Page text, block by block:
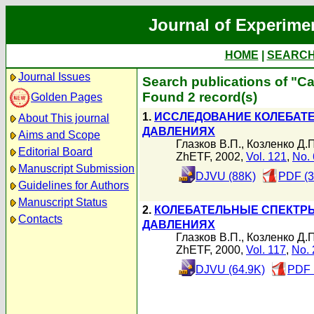
Journal of
HOME
Journal Issues
Golden Pages
About This journal
Aims and Scope
Editorial Board
Manuscript Submission
Guidelines for Authors
Manuscript Status
Contacts
Search publications of
Found 2 record(s)
1. ИССЛЕДОВАНИЕ
ДАВЛЕНИЯХ
Глазков В.П., Козленко
ZhETF, 2002, Vol. 121, No.
DJVU (88K)
PDF
2. КОЛЕБАТЕЛЬНЫЕ
ДАВЛЕНИЯХ
Глазков В.П., Козленко
ZhETF, 2000, Vol. 117, No.
DJVU (64.9K)
PDF